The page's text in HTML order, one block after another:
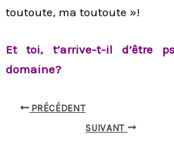
toutoute, ma toutoute »!
Et toi, t’arrive-t-il d’être
domaine?
PRÉCÉDENT
SUIVANT